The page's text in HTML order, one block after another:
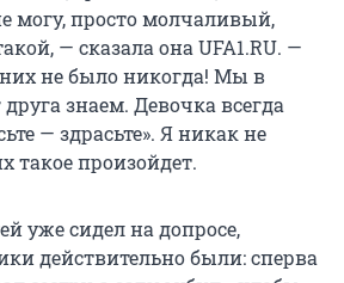
могу, просто молчаливый,
— сказала она UFA1.RU. —
не было никогда! Мы в
друга знаем. Девочка всегда
— здрасьте». Я никак не
такое произойдет.
уже сидел на допросе,
действительно были: сперва